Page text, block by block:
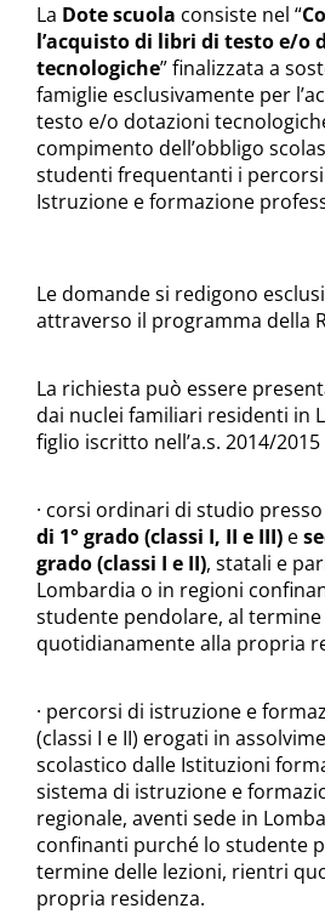
La Dote scuola consiste nel “
l’acquisto di libri di testo e/o
tecnologiche” finalizzata a
famiglie esclusivamente per
testo e/o dotazioni
compimento dell’obbligo
studenti frequentanti i
Istruzione e formazione
Le domande si redigono
attraverso il programma della
La richiesta può essere
dai nuclei familiari residenti in
figlio iscritto nell’a.s. 2014/2015
· corsi ordinari di studio presso
di 1° grado (classi I, II e III) e
grado (classi I e II), statali e
Lombardia o in regioni
studente pendolare, al
quotidianamente alla propria
· percorsi di istruzione e
(classi I e II) erogati in
scolastico dalle Istituzioni
sistema di istruzione e
regionale, aventi sede in
confinanti purché lo studente
termine delle lezioni, rientri
propria residenza.